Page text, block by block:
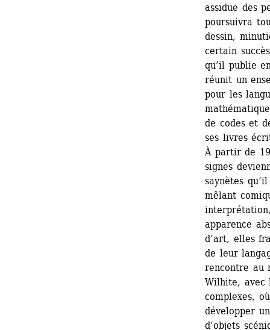
assidue des
poursuivra
dessin,
certain
qu’il publie
réunit un
pour les
de codes et
ses livres
À partir de
signes
saynètes
mêlant
apparence
d’art, elles
de leur
rencontre au
Wilhite, avec
complexes,
développer
d’objets